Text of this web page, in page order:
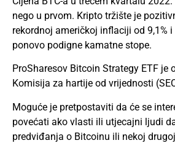
nego u prvom. Kripto tržište je
rekordnoj američkoj inflaciji od 9,1%
ponovo podigne kamatne stope.
ProSharesov Bitcoin Strategy ETF je
Komisija za hartije od vrijednosti
Moguće je pretpostaviti da će se
povećati ako vlasti ili utjecajni ljudi
predviđanja o Bitcoinu ili nekoj